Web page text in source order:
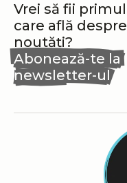
Vrei să fii primul
care află despre
noutăți?
Abonează-te la
newsletter-ul
nostru